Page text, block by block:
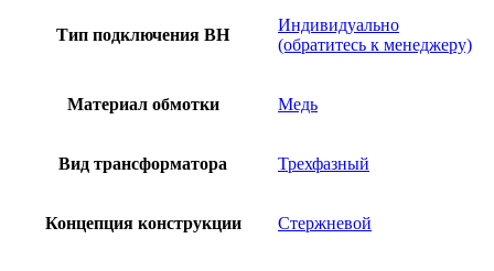
Тип подключения ВН
Индивидуально
(обратитесь к менеджеру)
Материал обмотки Медь
Вид трансформатора Трехфазный
Концепция конструкции Стержневой